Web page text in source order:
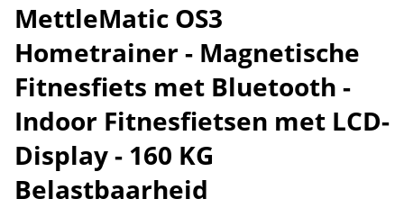
MettleMatic OS3
Hometrainer - Magnetische
Fitnesfiets met Bluetooth -
Indoor Fitnesfietsen met LCD-
Display - 160 KG
Belastbaarheid